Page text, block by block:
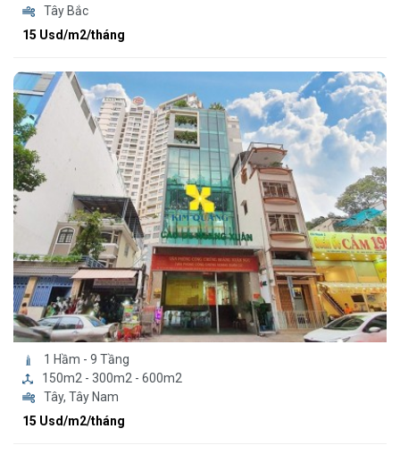
Tây Bắc
15 Usd/m2/tháng
1 Hầm - 9 Tầng
150m2 - 300m2 - 600m2
Tây, Tây Nam
15 Usd/m2/tháng